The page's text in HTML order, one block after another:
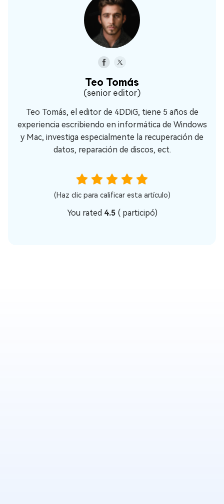
Teo Tomás
(senior editor)
Teo Tomás, el editor de 4DDiG, tiene 5 años de
experiencia escribiendo en informática de Windows
y Mac, investiga especialmente la recuperación de
datos, reparación de discos, ect.
(Haz clic para calificar esta artículo)
You rated 4.5 (participó)